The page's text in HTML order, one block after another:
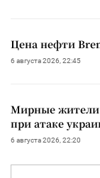
Цена нефти
6 августа 2026, 22:45
Мирные жители
при атаке
6 августа 2026, 22:20